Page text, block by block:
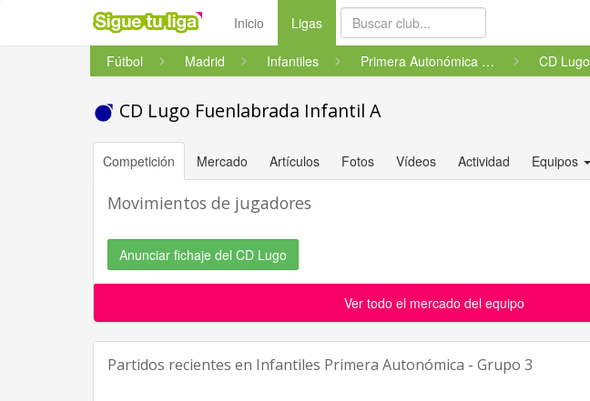
Inicio Ligas(current)
Fútbol Madrid Infantiles Primera Autonómica - Grupo 3 CD Lugo
CD Lugo Fuenlabrada Infantil A
Competición Mercado Artículos Fotos Vídeos Actividad Equipos
Movimientos de jugadores
Anunciar fichaje del CD Lugo
Ver todo el mercado del equipo
Partidos recientes en Infantiles Primera Autonómica - Grupo 3